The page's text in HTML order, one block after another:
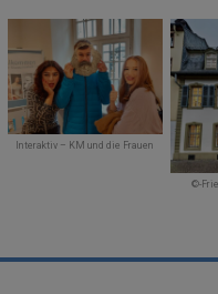
Interaktiv – KM und die Frauen
©-